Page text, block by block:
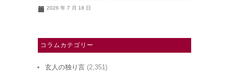
2026 年 7 月 18 日
コラムカテゴリー
玄人の独り言 (2,351)